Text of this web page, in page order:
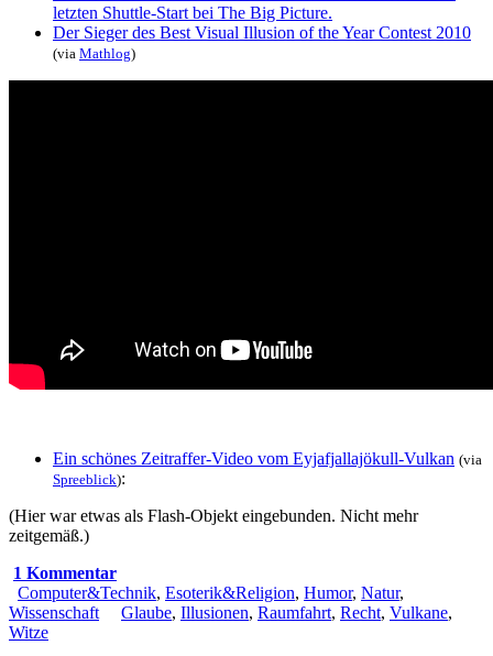
letzten Shuttle-Start bei The Big Picture.
Der Sieger des Best Visual Illusion of the Year Contest 2010
(via Mathlog)
Ein schönes Zeitraffer-Video vom Eyjafjallajökull-Vulkan (via
Spreeblick):
(Hier war etwas als Flash-Objekt eingebunden. Nicht mehr
zeitgemäß.)
1 Kommentar
Computer&Technik, Esoterik&Religion, Humor, Natur,
Wissenschaft
Glaube, Illusionen, Raumfahrt, Recht, Vulkane,
Witze